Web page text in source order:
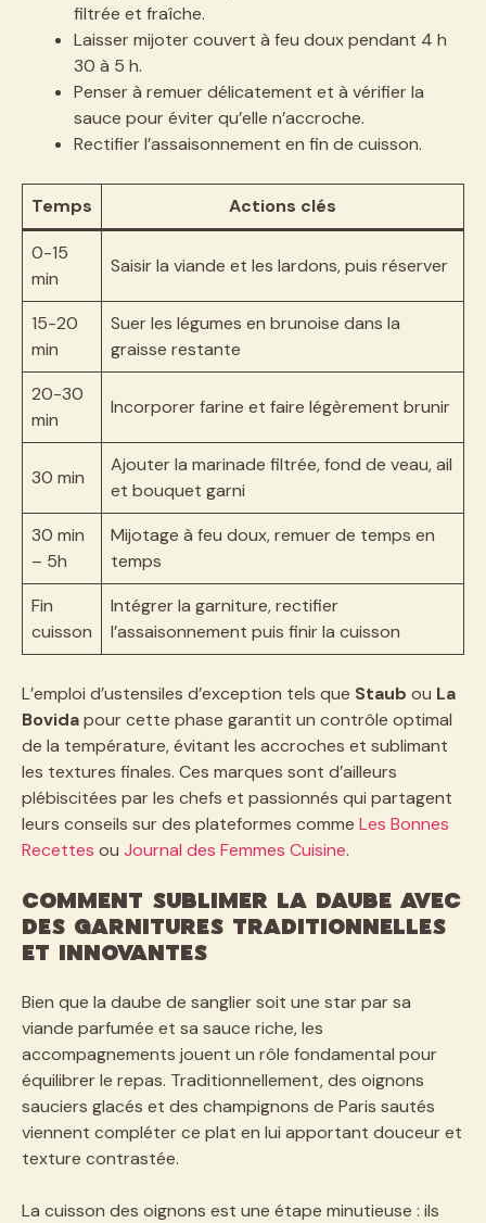
filtrée et fraîche.
Laisser mijoter couvert à feu doux pendant 4 h
30 à 5 h.
Penser à remuer délicatement et à vérifier la
sauce pour éviter qu’elle n’accroche.
Rectifier l’assaisonnement en fin de cuisson.
Temps Actions clés
0-15
min
Saisir la viande et les lardons, puis réserver
15-20
min
Suer les légumes en brunoise dans la
graisse restante
20-30
min
Incorporer farine et faire légèrement brunir
30 min
Ajouter la marinade filtrée, fond de veau, ail
et bouquet garni
30 min
– 5h
Mijotage à feu doux, remuer de temps en
temps
Fin
cuisson
Intégrer la garniture, rectifier
l’assaisonnement puis finir la cuisson
L’emploi d’ustensiles d’exception tels que Staub ou La
Bovidapour cette phase garantit un contrôle optimal
de la température, évitant les accroches et sublimant
les textures finales. Ces marques sont d’ailleurs
plébiscitées par les chefs et passionnés qui partagent
leurs conseils sur des plateformes comme Les Bonnes
Recettes ou Journal des Femmes Cuisine.
Comment sublimer la daube avec
des garnitures traditionnelles
et innovantes
Bien que la daube de sanglier soit une star par sa
viande parfumée et sa sauce riche, les
accompagnements jouent un rôle fondamental pour
équilibrer le repas. Traditionnellement, des oignons
sauciers glacés et des champignons de Paris sautés
viennent compléter ce plat en lui apportant douceur et
texture contrastée.
La cuisson des oignons est une étape minutieuse : ils